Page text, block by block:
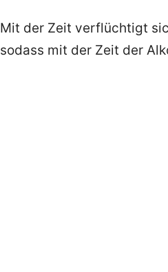
Mit der Zeit verflüchtigt
sodass mit der Zeit der